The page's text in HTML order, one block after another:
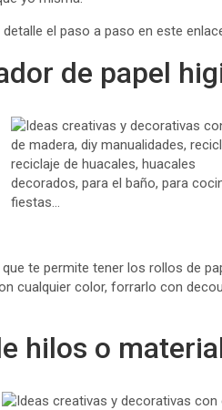
el paso a paso en este
de papel
te permite tener los rollos de
cualquier color, forrarlo con
hilos o